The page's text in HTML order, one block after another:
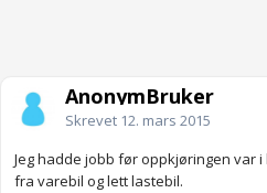
AnonymBruker
Skrevet 12. mars 2015
Jeg hadde jobb før oppkjøringen var
fra varebil og lett lastebil.